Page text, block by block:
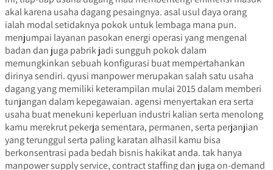
akal karena usaha dagang pesaingnya. asal usul daya orang
ialah modal setidaknya pokok untuk lembaga mana pun.
menjumpai layanan pasokan energi operasi yang mengenal
badan dan juga pabrik jadi sungguh pokok dalam
memungkinkan sebuah konfigurasi buat mempertahankan
dirinya sendiri. qyusi manpower merupakan salah satu usaha
dagang yang memiliki keterampilan mulai 2015 dalam memberi
tunjangan dalam kepegawaian. agensi menyertakan era serta
usaha buat menekuni keperluan industri kalian serta menolong
kamu merekrut pekerja sementara, permanen, serta perjanjian
yang terunggul serta paling karatan alhasil kamu bisa
berkonsentrasi pada bedah bisnis hakikat anda. tak hanya
manpower supply service, contract staffing dan juga on-demand